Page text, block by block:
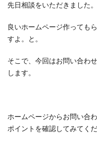
先日相談をいただきました。
良いホームページ作っても
すよ。と。
そこで、今回はお問い合わ
します。
ホームページからお問い合
ポイントを確認してみてくだ